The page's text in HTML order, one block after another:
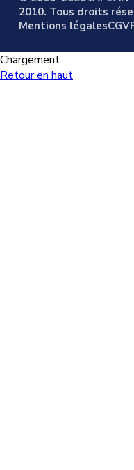
2010. Tous droits
Mentions légalesCGV
Chargement...
Retour en haut